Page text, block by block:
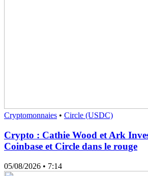
Cryptomonnaies • Circle (USDC)
Crypto : Cathie Wood et Ark
Coinbase et Circle dans le rouge
05/08/2026 • 7:14